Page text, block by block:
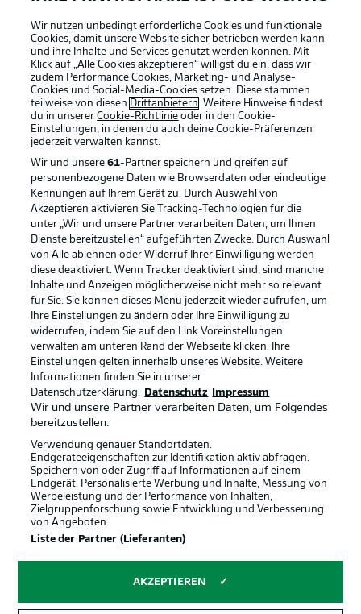
Rechtliche Hinweise Voreinstellungen verwalten
Datenschutz Nutzungsbedingungen
Broadcaster Kontakt
Jobs Impressum
Partner Spieler
Liveticker
© 2026 Bundesliga-Gruppe GmbH
Sprachauswahl
Wir nutzen unbedingt erforderliche Cookies und funktionale
Cookies, damit unsere Website sicher betrieben werden kann
und ihre Inhalte und Services genutzt werden können. Mit
Klick auf „Alle Cookies akzeptieren“ willigst du ein, dass wir
zudem Performance Cookies, Marketing- und Analyse-
Cookies und Social-Media-Cookies setzen. Diese stammen
teilweise von diesen Drittanbietern. Weitere Hinweise findest
du in unsererCookie-Richtlinie oder in den Cookie-
Einstellungen, in denen du auch deine Cookie-Präferenzen
jederzeit verwalten kannst.
Wir und unsere61-Partner speichern und greifen auf
personenbezogene Daten wie Browserdaten oder eindeutige
Kennungen auf Ihrem Gerät zu. Durch Auswahl von
Akzeptieren aktivieren Sie Tracking-Technologien für die
unter „Wir und unsere Partner verarbeiten Daten, um Ihnen
Dienste bereitzustellen“ aufgeführten Zwecke. Durch Auswahl
von Alle ablehnen oder Widerruf Ihrer Einwilligung werden
diese deaktiviert. Wenn Tracker deaktiviert sind, sind manche
Inhalte und Anzeigen möglicherweise nicht mehr so relevant
für Sie. Sie können dieses Menü jederzeit wieder aufrufen, um
Ihre Einstellungen zu ändern oder Ihre Einwilligung zu
widerrufen, indem Sie auf den Link Voreinstellungen
verwalten am unteren Rand der Webseite klicken. Ihre
Einstellungen gelten innerhalb unseres Website. Weitere
Informationen finden Sie in unserer
Datenschutzerklärung.
Datenschutz Impressum
Wir und unsere Partner verarbeiten Daten, um Folgendes
bereitzustellen:
Verwendung genauer Standortdaten.
Endgeräteeigenschaften zur Identifikation aktiv abfragen.
Speichern von oder Zugriff auf Informationen auf einem
Endgerät. Personalisierte Werbung und Inhalte, Messung von
Werbeleistung und der Performance von Inhalten,
Zielgruppenforschung sowie Entwicklung und Verbesserung
von Angeboten.
Liste der Partner (Lieferanten)
AKZEPTIEREN